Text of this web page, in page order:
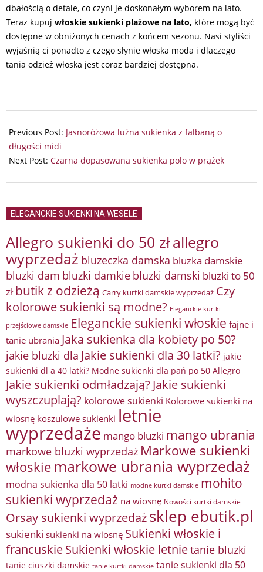
dbałością o detale, co czyni je doskonałym wyborem na lato.
Teraz kupuj włoskie sukienki plażowe na lato, które mogą być
dostępne w obniżonych cenach z końcem sezonu. Nasi styliści
wyjaśnią ci ponadto z czego słynie włoska moda i dlaczego
tania odzież włoska jest coraz bardziej dostępna.
09-
10
Previous Post: Jasnoróżowa luźna sukienka z falbaną o
długości midi
Next Post: Czarna dopasowana sukienka polo w prążek
ELEGANCKIE SUKIENKI NA WESELE
Allegro sukienki do 50 złallegro
wyprzedaż bluzeczka damska bluzka damskie
bluzki dam bluzki damkie bluzki damski bluzki to 50
zł butik z odzieżą Carry kurtki damskie wyprzedaż Czy
kolorowe sukienki są modne? Eleganckie kurtki
przejściowe damskie Eleganckie sukienki włoskie fajne i
tanie ubrania Jaka sukienka dla kobiety po 50?
jakie bluzki dla Jakie sukienki dla 30 latki? jakie
sukienki dl a 40 latki? Modne sukienki dla pań po 50 Allegro
Jakie sukienki odmładzają? Jakie sukienki
wyszczuplają? kolorowe sukienki Kolorowe sukienki na
wiosnę koszulowe sukienki letnie
wyprzedaże mango bluzki mango ubrania
markowe bluzki wyprzedaż Markowe sukienki
włoskie markowe ubrania wyprzedaż
modna sukienka dla 50 latki modne kurtki damskie mohito
sukienki wyprzedaż na wiosnę Nowości kurtki damskie
Orsay sukienki wyprzedażsklep ebutik.pl
sukienki sukienki na wiosnę Sukienki włoskie i
francuskieSukienki włoskie letnietanie bluzki
tanie ciuszki damskie tanie kurtki damskie tanie sukienki dla 50